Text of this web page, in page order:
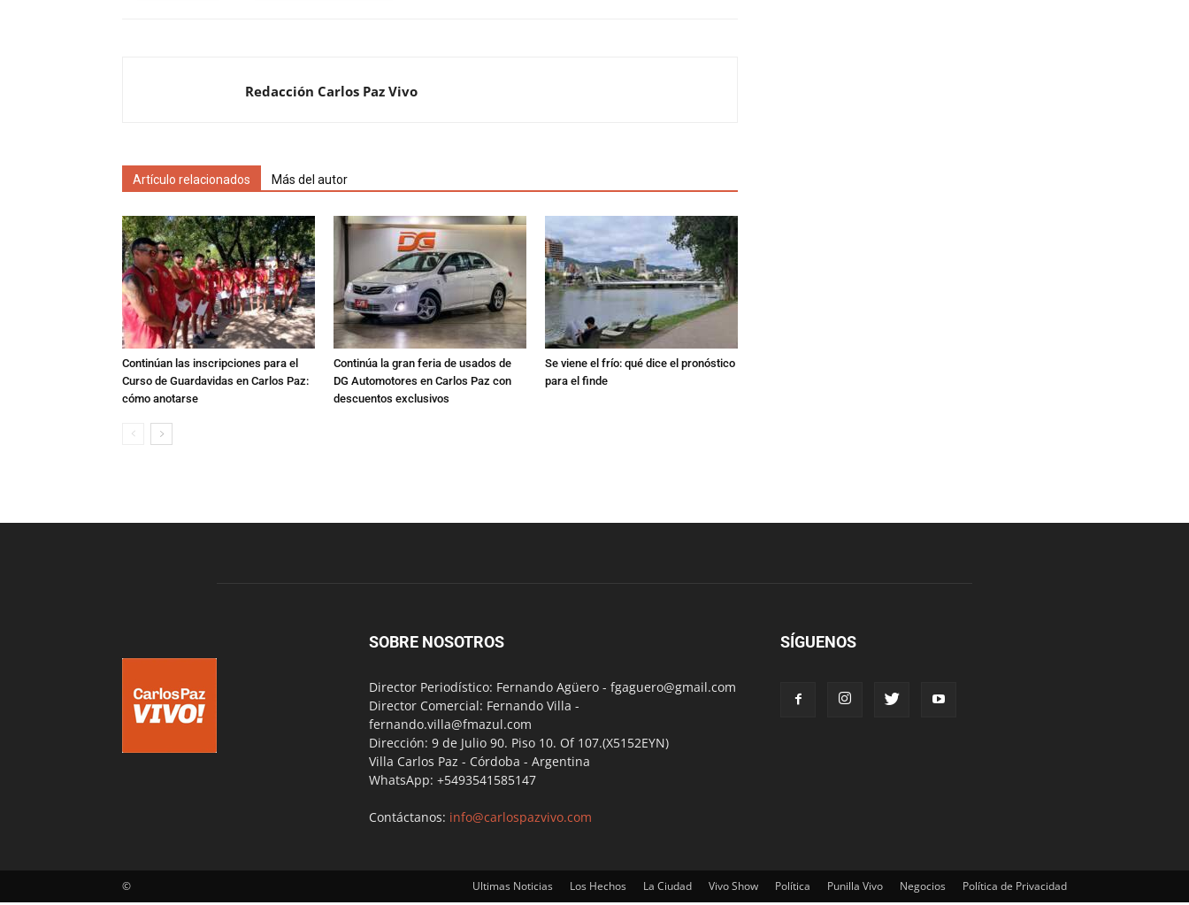
Redacción Carlos Paz Vivo
Artículo relacionados Más del autor
Continúan las inscripciones para el
Curso de Guardavidas en Carlos Paz:
cómo anotarse
Continúa la gran feria de usados de
DG Automotores en Carlos Paz con
descuentos exclusivos
Se viene el frío: qué dice el pronóstico
para el finde
SOBRE NOSOTROS
Director Periodístico: Fernando Agüero - fgaguero@gmail.com
Director Comercial: Fernando Villa -
fernando.villa@fmazul.com
Dirección: 9 de Julio 90. Piso 10. Of 107.(X5152EYN)
Villa Carlos Paz - Córdoba - Argentina
WhatsApp: +5493541585147
Contáctanos: info@carlospazvivo.com
SÍGUENOS
Ultimas Noticias Los Hechos La Ciudad Vivo Show Política Punilla Vivo Negocios Política de Privacidad
©